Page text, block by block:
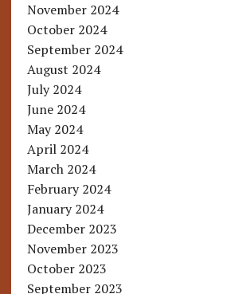
November 2024
October 2024
September 2024
August 2024
July 2024
June 2024
May 2024
April 2024
March 2024
February 2024
January 2024
December 2023
November 2023
October 2023
September 2023